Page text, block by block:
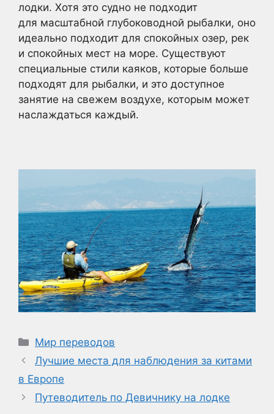
лодки. Хотя это судно не подходит
для масштабной глубоководной рыбалки, оно
идеально подходит для спокойных озер, рек
и спокойных мест на море. Существуют
специальные стили каяков, которые больше
подходят для рыбалки, и это доступное
занятие на свежем воздухе, которым может
наслаждаться каждый.
Рубрики
Мир переводов
Лучшие места для наблюдения за китами
в Европе
Путеводитель по Девичнику на лодке